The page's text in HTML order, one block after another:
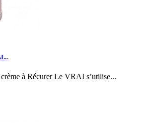
à Récurer Le VRAI s’utilise...